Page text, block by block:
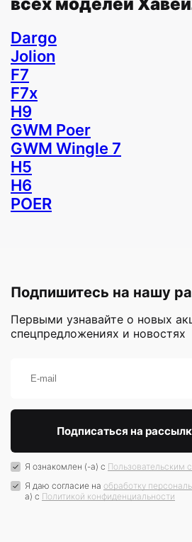
всех моделей
Dargo
Jolion
F7
F7x
H9
GWM Poer
GWM Wingle 7
H5
H6
POER
Подпишитесь на нашу
Первыми узнавайте о новых
спецпредложениях и новостях
Я ознакомлен (-а) с Пользовательским
Я даю согласие на обработку
а) c Политикой конфиденциальности